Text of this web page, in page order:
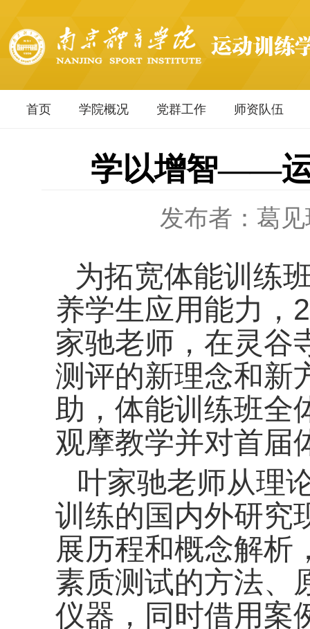
首页 学院概况 党群工作 师资队伍
学以增智——运
发布者：葛
为拓宽体能训练
养学生应用能力 ，
家驰老师， 在灵谷
测评的新理念和新
助 ，体能训练班
观摩教学并对首届
叶家驰老师从理
训练的国内外研究
展历程和概念解析
素质测试的方法、
仪器，同时借用案